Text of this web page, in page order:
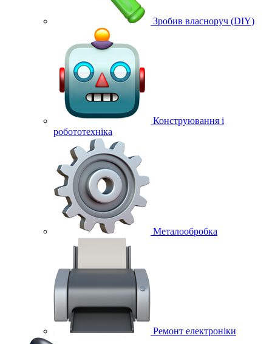
Зробив власноруч (DIY)
Конструювання і
робототехніка
Металообробка
Ремонт електроніки